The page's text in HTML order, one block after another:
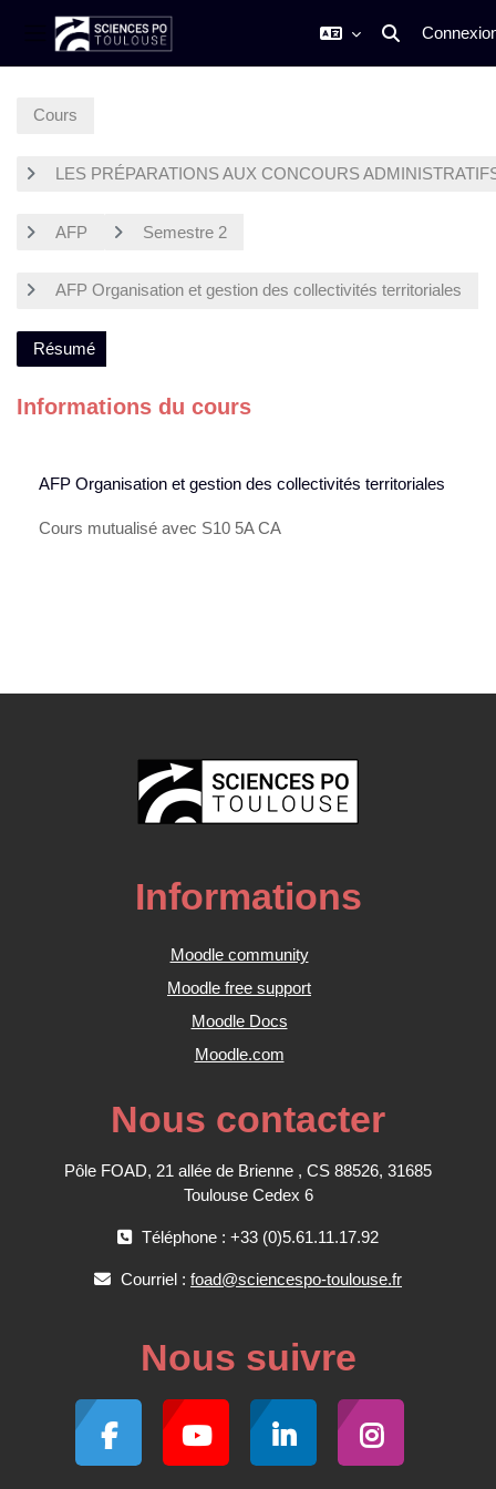
Panneau latéral Activer/
Cours
LES PRÉPARATIONS AUX CONCOURS
AFP Semestre 2
AFP Organisation et gestion des collectivités territoriales
Résumé
Informations du cours
AFP Organisation et gestion des collectivités territoriales
Cours mutualisé avec S10 5A CA
Informations
Moodle community
Moodle free support
Moodle Docs
Moodle.com
Nous contacter
Pôle FOAD, 21 allée de Brienne , CS 88526, 31685
Toulouse Cedex 6
Téléphone : +33 (0)5.61.11.17.92
Courriel : foad@sciencespo-toulouse.fr
Nous suivre